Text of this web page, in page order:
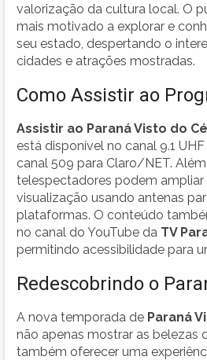
valorização da cultura local. O
mais motivado a explorar e
seu estado, despertando o
cidades e atrações mostradas.
Como Assistir ao
Assistir ao Paraná Visto do
está disponível no canal 9.1
canal 509 para Claro/NET.
telespectadores podem ampliar
visualização usando antenas
plataformas. O conteúdo
no canal do YouTube da TV
permitindo acessibilidade para
Redescobrindo o
A nova temporada de Paraná
não apenas mostrar as belezas
também oferecer uma